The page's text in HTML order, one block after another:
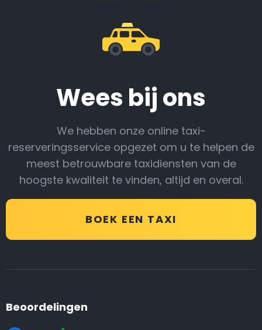
Wees bij ons
We hebben onze online taxi-
reserveringsservice opgezet om u te helpen de
meest betrouwbare taxidiensten van de
hoogste kwaliteit te vinden, altijd en overal.
BOEK EEN TAXI
Beoordelingen